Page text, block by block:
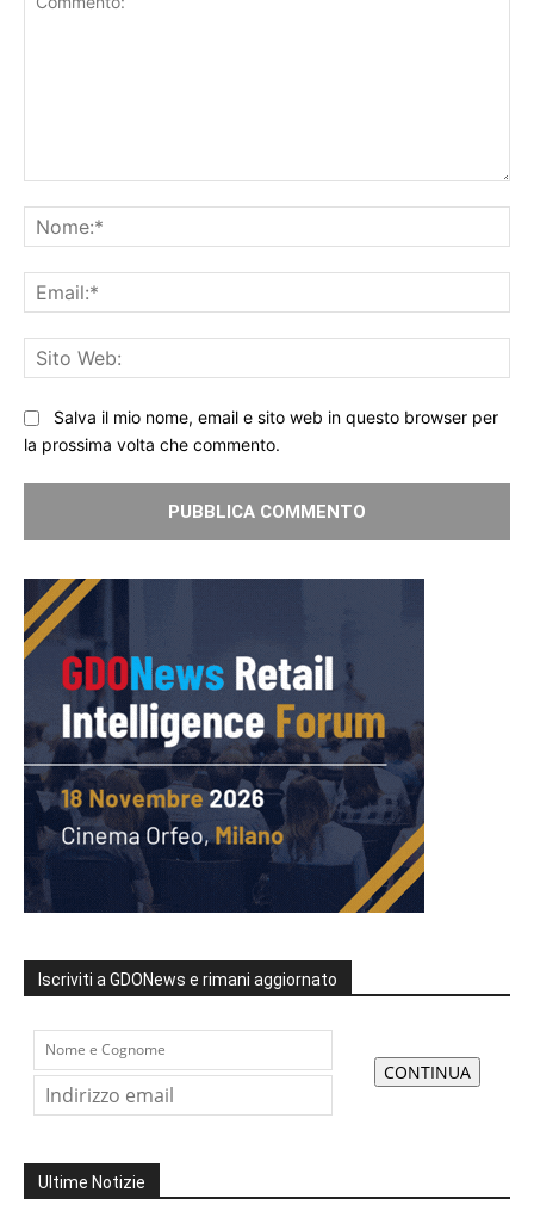
Salva il mio nome, email e sito web in questo browser per
la prossima volta che commento.
Iscriviti a GDONews e rimani aggiornato
Ultime Notizie